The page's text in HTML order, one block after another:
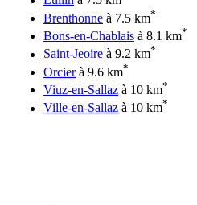
Brenthonne à 7.5 km*
Bons-en-Chablais à 8.1 km*
Saint-Jeoire à 9.2 km*
Orcierà 9.6 km*
Viuz-en-Sallaz à 10 km*
Ville-en-Sallaz à 10 km*